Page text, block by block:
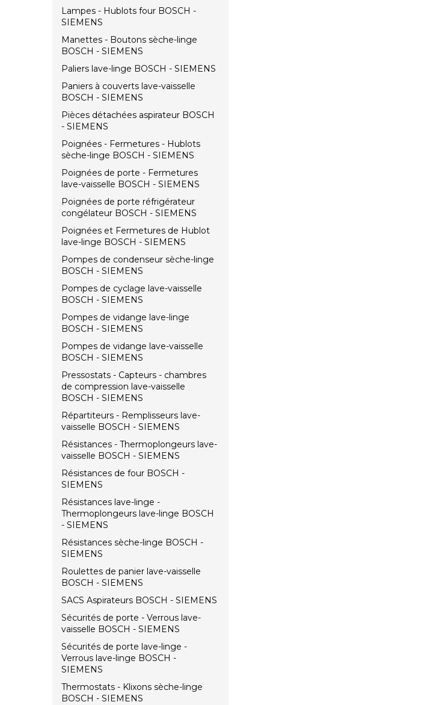
Lampes - Hublots four BOSCH -
SIEMENS
Manettes - Boutons sèche-linge
BOSCH - SIEMENS
Paliers lave-linge BOSCH - SIEMENS
Paniers à couverts lave-vaisselle
BOSCH - SIEMENS
Pièces détachées aspirateur BOSCH
- SIEMENS
Poignées - Fermetures - Hublots
sèche-linge BOSCH - SIEMENS
Poignées de porte - Fermetures
lave-vaisselle BOSCH - SIEMENS
Poignées de porte réfrigérateur
congélateur BOSCH - SIEMENS
Poignées et Fermetures de Hublot
lave-linge BOSCH - SIEMENS
Pompes de condenseur sèche-linge
BOSCH - SIEMENS
Pompes de cyclage lave-vaisselle
BOSCH - SIEMENS
Pompes de vidange lave-linge
BOSCH - SIEMENS
Pompes de vidange lave-vaisselle
BOSCH - SIEMENS
Pressostats - Capteurs - chambres
de compression lave-vaisselle
BOSCH - SIEMENS
Répartiteurs - Remplisseurs lave-
vaisselle BOSCH - SIEMENS
Résistances - Thermoplongeurs lave-
vaisselle BOSCH - SIEMENS
Résistances de four BOSCH -
SIEMENS
Résistances lave-linge -
Thermoplongeurs lave-linge BOSCH
- SIEMENS
Résistances sèche-linge BOSCH -
SIEMENS
Roulettes de panier lave-vaisselle
BOSCH - SIEMENS
SACS Aspirateurs BOSCH - SIEMENS
Sécurités de porte - Verrous lave-
vaisselle BOSCH - SIEMENS
Sécurités de porte lave-linge -
Verrous lave-linge BOSCH -
SIEMENS
Thermostats - Klixons sèche-linge
BOSCH - SIEMENS